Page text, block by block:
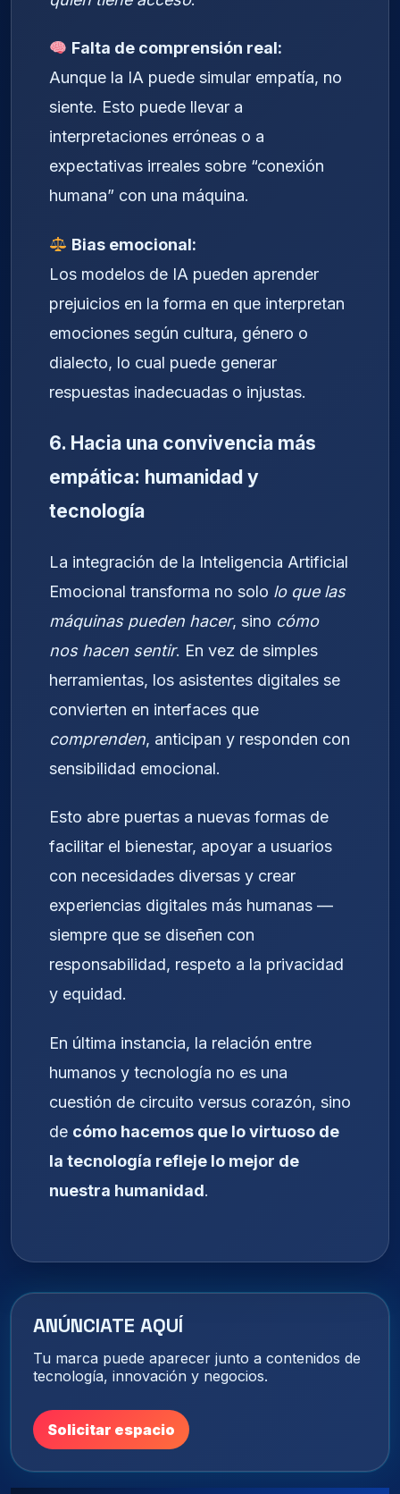
Falta de comprensión real:
Aunque la IA puede simular empatía, no
siente. Esto puede llevar a
interpretaciones erróneas o a
expectativas irreales sobre “conexión
humana” con una máquina.
Bias emocional:
Los modelos de IA pueden aprender
prejuicios en la forma en que interpretan
emociones según cultura, género o
dialecto, lo cual puede generar
respuestas inadecuadas o injustas.
6. Hacia una convivencia más
empática: humanidad y
tecnología
La integración de la Inteligencia Artificial
Emocional transforma no solo lo que las
máquinas pueden hacer, sino cómo
nos hacen sentir. En vez de simples
herramientas, los asistentes digitales se
convierten en interfaces que
comprenden, anticipan y responden con
sensibilidad emocional.
Esto abre puertas a nuevas formas de
facilitar el bienestar, apoyar a usuarios
con necesidades diversas y crear
experiencias digitales más humanas —
siempre que se diseñen con
responsabilidad, respeto a la privacidad
y equidad.
En última instancia, la relación entre
humanos y tecnología no es una
cuestión de circuito versus corazón, sino
de cómo hacemos que lo virtuoso de
la tecnología refleje lo mejor de
nuestra humanidad.
ANÚNCIATE AQUÍ
Tu marca puede aparecer junto a contenidos de
tecnología, innovación y negocios.
Solicitar espacio